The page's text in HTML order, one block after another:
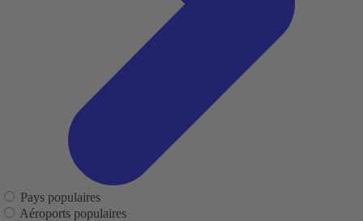
Pays populaires
Aéroports populaires